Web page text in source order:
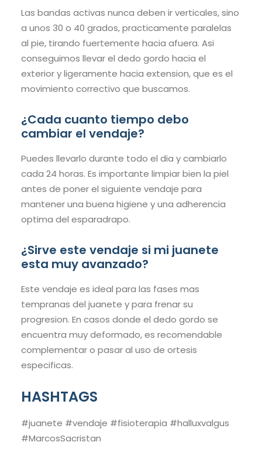
Las bandas activas nunca deben ir verticales, sino
a unos 30 o 40 grados, practicamente paralelas
al pie, tirando fuertemente hacia afuera. Asi
conseguimos llevar el dedo gordo hacia el
exterior y ligeramente hacia extension, que es el
movimiento correctivo que buscamos.
¿Cada cuanto tiempo debo
cambiar el vendaje?
Puedes llevarlo durante todo el dia y cambiarlo
cada 24 horas. Es importante limpiar bien la piel
antes de poner el siguiente vendaje para
mantener una buena higiene y una adherencia
optima del esparadrapo.
¿Sirve este vendaje si mi juanete
esta muy avanzado?
Este vendaje es ideal para las fases mas
tempranas del juanete y para frenar su
progresion. En casos donde el dedo gordo se
encuentra muy deformado, es recomendable
complementar o pasar al uso de ortesis
especificas.
HASHTAGS
#juanete #vendaje #fisioterapia #halluxvalgus
#MarcosSacristan